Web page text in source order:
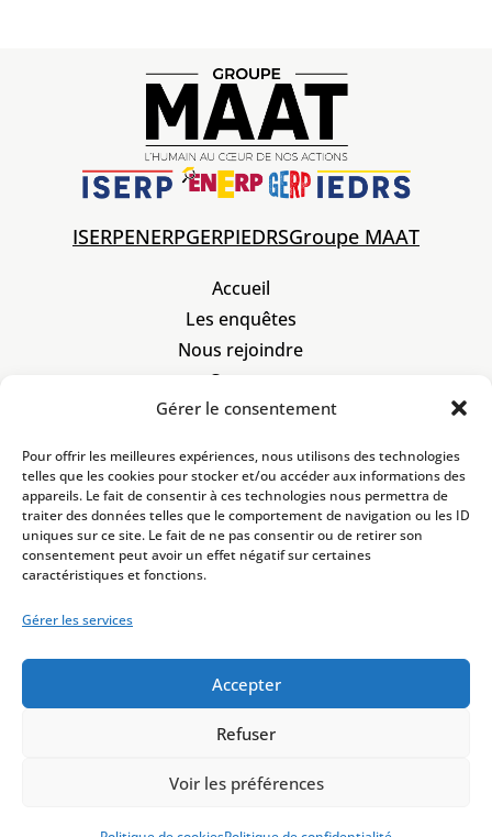
Gérer le consentement
Pour offrir les meilleures expériences, nous utilisons des technologies
telles que les cookies pour stocker et/ou accéder aux informations des
appareils. Le fait de consentir à ces technologies nous permettra de
traiter des données telles que le comportement de navigation ou les ID
uniques sur ce site. Le fait de ne pas consentir ou de retirer son
consentement peut avoir un effet négatif sur certaines
caractéristiques et fonctions.
Gérer les services
Accepter
Refuser
Voir les préférences
Accueil
Les enquêtes
Nous rejoindre
Contact
À propos
Mentions légales
Politique de cookies
Politique de confidentialité
ISERPENERP Groupe MAAT
GERPIEDRS
2 bis rue Lafayette
SIRET :
985 077 692